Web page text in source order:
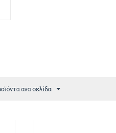
ανα σελίδα